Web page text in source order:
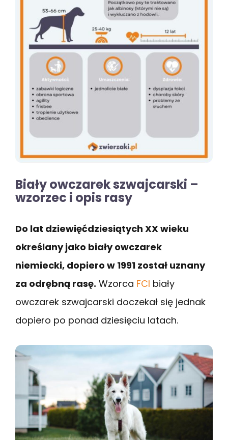
Biały owczarek szwajcarski –
wzorzec i opis rasy
Do lat dziewięćdziesiątych XX wieku
określany jako biały owczarek
niemiecki, dopiero w 1991 został uznany
za odrębną rasę. Wzorca FCI biały
owczarek szwajcarski doczekał się jednak
dopiero po ponad dziesięciu latach.